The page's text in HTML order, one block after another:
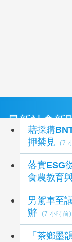
最新社會新
藉採購
押禁見
(7
落實ESG
食農教育
男駕車至
辦
(7 小時前)
「茶鄉